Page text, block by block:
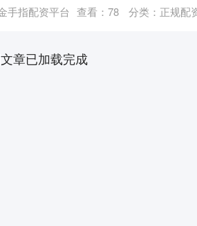
手指配资平台 查看： 78 分类： 正规配
章已加载完成